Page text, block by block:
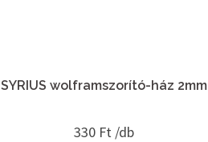
SYRIUS wolframszorító-ház 2mm
330 Ft /db